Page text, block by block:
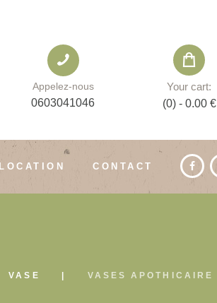
Appelez-nous
0603041046
Your cart:
(0)- 0.00 €
LOCATION CONTACT
VASE VASES APOTHICAIRE